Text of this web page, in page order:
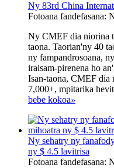
Ny 83rd China
Fotoana fandefasana:
Ny CMEF dia niorina
taona. Taorian'ny 40
ny fampandrosoana,
iraisam-pirenena ho
Isan-taona, CMEF dia
7,000+, mpitarika
bebe kokoa»
Ny sehatry ny
ny $ 4.5 lavitrisa
Fotoana fandefasana: